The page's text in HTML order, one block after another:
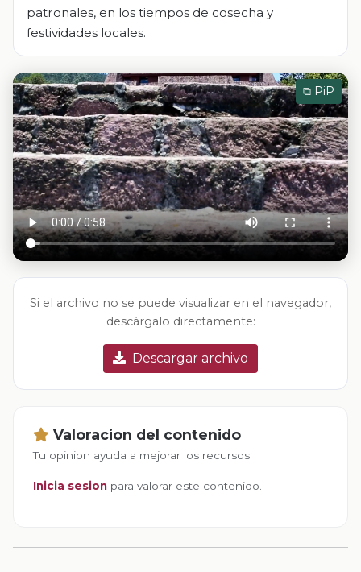
patronales, en los tiempos de cosecha y
festividades locales.
⧉ PiP
Si el archivo no se puede visualizar en el navegador,
descárgalo directamente:
Descargar archivo
Valoracion del contenido
Tu opinion ayuda a mejorar los recursos
Inicia sesion para valorar este contenido.